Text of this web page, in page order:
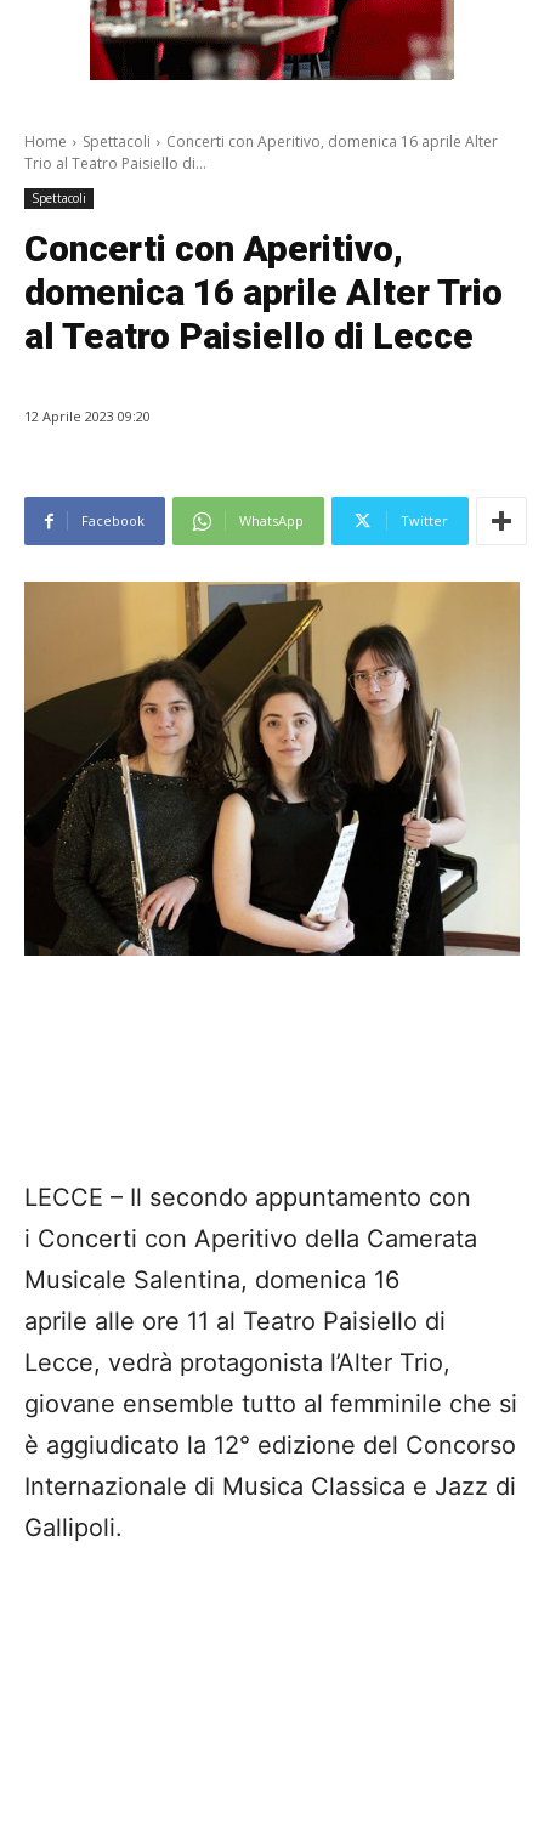
Home Spettacoli
Concerti con Aperitivo, domenica 16 aprile Alter
Trio al Teatro Paisiello di...
Spettacoli
Concerti con Aperitivo,
domenica 16 aprile Alter Trio
al Teatro Paisiello di Lecce
12 Aprile 2023 09:20
Facebook WhatsApp Twitter
LECCE – Il secondo appuntamento con
i Concerti con Aperitivo della Camerata
Musicale Salentina, domenica 16
aprile alle ore 11 al Teatro Paisiello di
Lecce, vedrà protagonista l’Alter Trio,
giovane ensemble tutto al femminile che si
è aggiudicato la 12° edizione del Concorso
Internazionale di Musica Classica e Jazz di
Gallipoli.